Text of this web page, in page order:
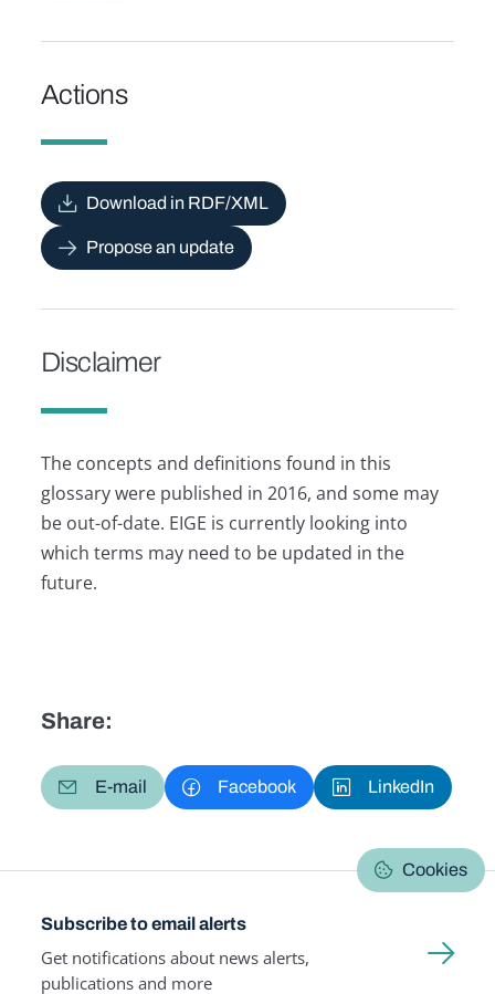
Actions
Download in RDF/XML
Propose an update
Disclaimer
The concepts and definitions found in this
glossary were published in 2016, and some may
be out-of-date. EIGE is currently looking into
which terms may need to be updated in the
future.
Share:
E-mail Facebook LinkedIn
Cookies
Subscribe to email alerts
Get notifications about news alerts,
publications and more